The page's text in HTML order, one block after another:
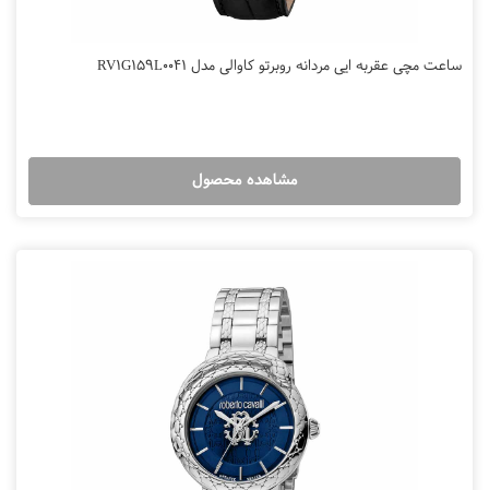
ساعت مچی عقربه ایی مردانه روبرتو کاوالی مدل RV1G159L0041
مشاهده محصول